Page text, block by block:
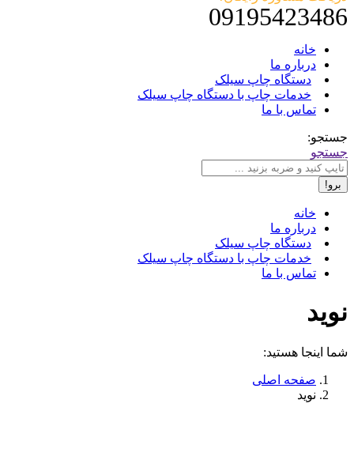
09195423486
خانه
درباره ما
دستگاه چاپ سیلک
خدمات چاپ با دستگاه چاپ سیلک
تماس با ما
جستجو:
جستجو
خانه
درباره ما
دستگاه چاپ سیلک
خدمات چاپ با دستگاه چاپ سیلک
تماس با ما
نوید
شما اینجا هستید:
صفحه اصلی
نوید